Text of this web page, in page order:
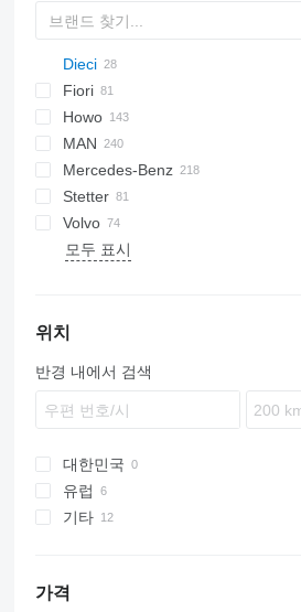
HD
2.5
3.5
5.5
CF
Dieci
F-series
F7000
L-series
L3500
L4700
LH
Fiori
Airone
D-series
4136
CF
Cargo
E-series
Auman
M series
X series
GW
500
700
Howo
A-series
ZZ
Eurotrakker
Magirus
S-Way
Stralis
T-Way
T-series
W-series
HTM
MAN
F90
TGA
TGM
TGS
Mercedes-Benz
Actros
Arocs
Atego
DBM
357
C-series
K-series
Kerax
G-series
P-series
R-series
F3000
H3000
L3000
371
380
NX
C5H
C7H
G5
L9500
Stetter
815
T-series
BC
Volvo
FE
L-series
Terberg
ZLJ
모두 표시
위치
반경 내에서 검색
대한민국
유럽
기타
가격